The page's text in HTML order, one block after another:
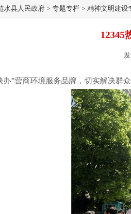
水县人民政府 > 专题专栏 > 精神文明建设
12345
”营商环境服务品牌，切实解决群众